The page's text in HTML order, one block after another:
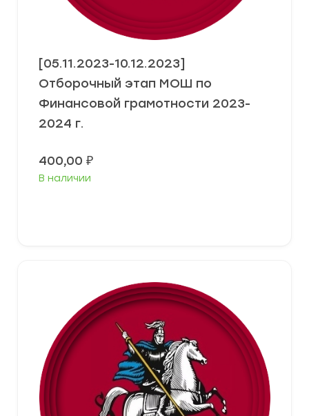
[05.11.2023-10.12.2023]
Отборочный этап МОШ по
Финансовой грамотности 2023-
2024 г.
400,00 ₽
В наличии